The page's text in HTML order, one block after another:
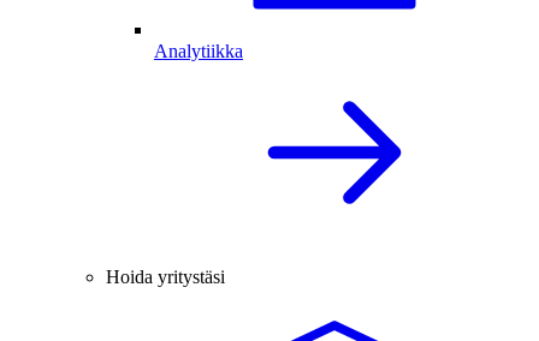
Analytiikka
Hoida yritystäsi